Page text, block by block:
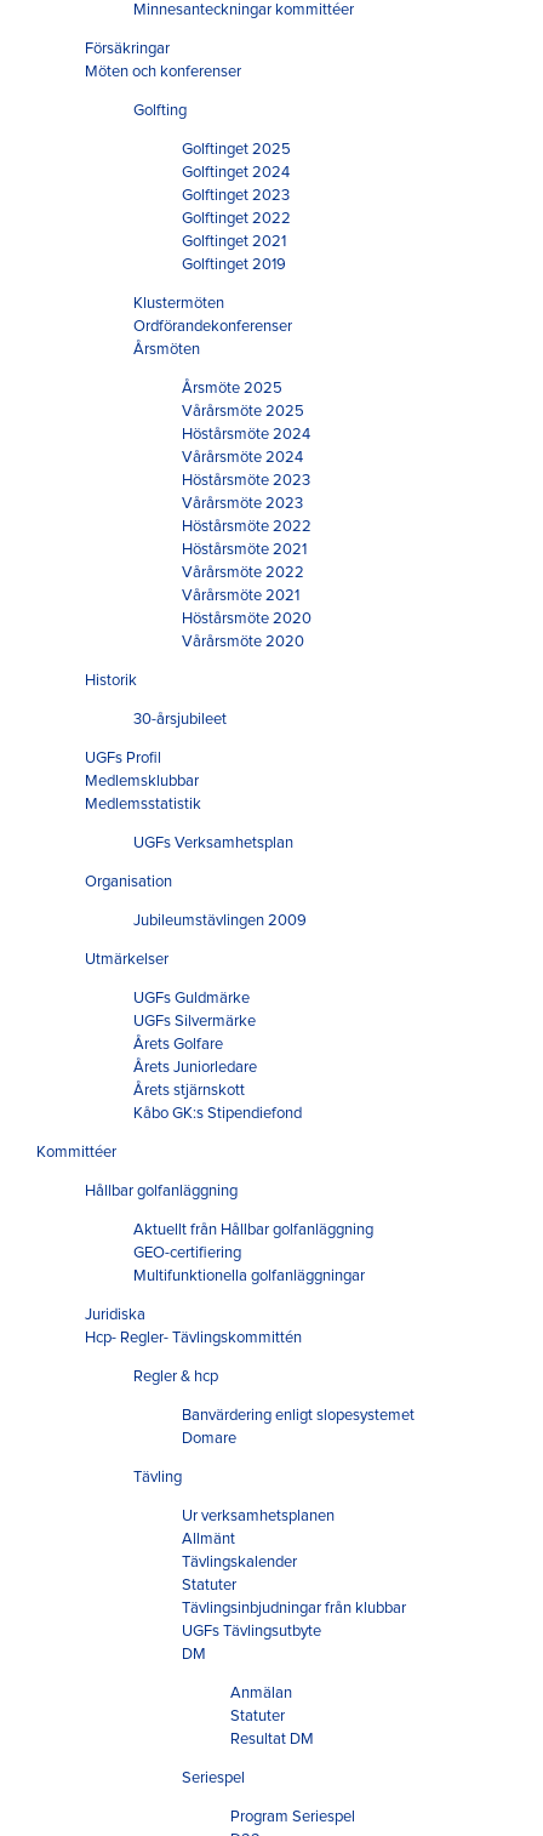
Minnesanteckningar kommittéer
Försäkringar
Möten och konferenser
Golfting
Golftinget 2025
Golftinget 2024
Golftinget 2023
Golftinget 2022
Golftinget 2021
Golftinget 2019
Klustermöten
Ordförandekonferenser
Årsmöten
Årsmöte 2025
Vårårsmöte 2025
Höstårsmöte 2024
Vårårsmöte 2024
Höstårsmöte 2023
Vårårsmöte 2023
Höstårsmöte 2022
Höstårsmöte 2021
Vårårsmöte 2022
Vårårsmöte 2021
Höstårsmöte 2020
Vårårsmöte 2020
Historik
30-årsjubileet
UGFs Profil
Medlemsklubbar
Medlemsstatistik
UGFs Verksamhetsplan
Organisation
Jubileumstävlingen 2009
Utmärkelser
UGFs Guldmärke
UGFs Silvermärke
Årets Golfare
Årets Juniorledare
Årets stjärnskott
Kåbo GK:s Stipendiefond
Kommittéer
Hållbar golfanläggning
Aktuellt från Hållbar golfanläggning
GEO-certifiering
Multifunktionella golfanläggningar
Juridiska
Hcp- Regler- Tävlingskommittén
Regler & hcp
Banvärdering enligt slopesystemet
Domare
Tävling
Ur verksamhetsplanen
Allmänt
Tävlingskalender
Statuter
Tävlingsinbjudningar från klubbar
UGFs Tävlingsutbyte
DM
Anmälan
Statuter
Resultat DM
Seriespel
Program Seriespel